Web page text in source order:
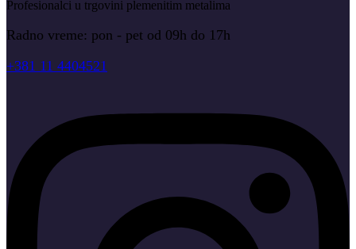
Profesionalci u trgovini plemenitim metalima
Radno vreme: pon - pet od 09h do 17h
+381 11 4404521